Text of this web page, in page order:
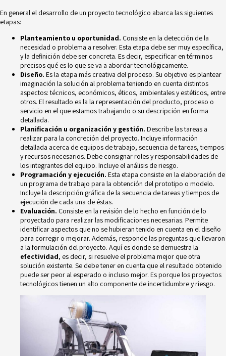
En general el desarrollo de un proyecto tecnológico abarca las siguientes
etapas:
Planteamiento u oportunidad. Consiste en la detección de la
necesidad o problema a resolver. Esta etapa debe ser muy específica,
y la definición debe ser concreta. Es decir, especificar en términos
precisos qué es lo que se va a abordar tecnológicamente.
Diseño. Es la etapa más creativa del proceso. Su objetivo es plantear
imaginación la solución al problema teniendo en cuenta distintos
aspectos: técnicos, económicos, éticos, ambientales y estéticos, entre
otros. El resultado es la la representación del producto, proceso o
servicio en el que estamos trabajando o su descripción en forma
detallada.
Planificación u organización y gestión. Describe las tareas a
realizar para la concreción del proyecto. Incluye información
detallada acerca de equipos de trabajo, secuencia de tareas, tiempos
y recursos necesarios. Debe consignar roles y responsabilidades de
los integrantes del equipo. Incluye el análisis de riesgo.
Programación y ejecución. Esta etapa consiste en la elaboración de
un programa de trabajo para la obtención del prototipo o modelo.
Incluye la descripción gráfica de la secuencia de tareas y tiempos de
ejecución de cada una de éstas.
Evaluación. Consiste en la revisión de lo hecho en función de lo
proyectado para realizar las modificaciones necesarias. Permite
identificar aspectos que no se hubieran tenido en cuenta en el diseño
para corregir o mejorar. Además, responde las preguntas que llevaron
a la formulación del proyecto. Aquí es donde se demuestra la
efectividad, es decir, si resuelve el problema mejor que otra
solución existente. Se debe tener en cuenta que el resultado obtenido
puede ser peor al esperado o incluso mejor. Es porque los proyectos
tecnológicos tienen un alto componente deincertidumbre y riesgo.